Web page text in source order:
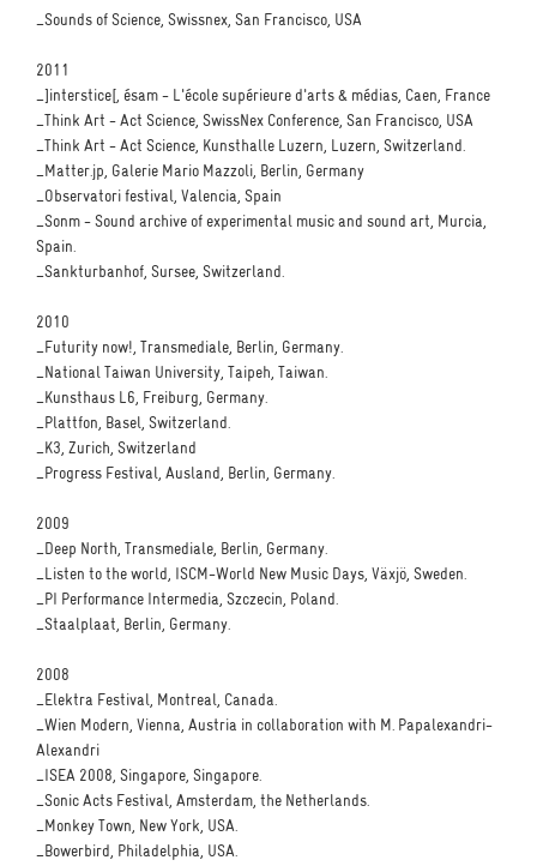
_Sounds of Science, Swissnex, San Francisco, USA
2011
_]interstice[, ésam - L'école supérieure d'arts & médias, Caen, France
_Think Art - Act Science, SwissNex Conference, San Francisco, USA
_Think Art - Act Science, Kunsthalle Luzern, Luzern, Switzerland.
_Matter.jp, Galerie Mario Mazzoli, Berlin, Germany
_Observatori festival, Valencia, Spain
_Sonm - Sound archive of experimental music and sound art, Murcia,
Spain.
_Sankturbanhof, Sursee, Switzerland.
2010
_Futurity now!, Transmediale, Berlin, Germany.
_National Taiwan University, Taipeh, Taiwan.
_Kunsthaus L6, Freiburg, Germany.
_Plattfon, Basel, Switzerland.
_K3, Zurich, Switzerland
_Progress Festival, Ausland, Berlin, Germany.
2009
_Deep North, Transmediale, Berlin, Germany.
_Listen to the world, ISCM-World New Music Days, Växjö, Sweden.
_PI Performance Intermedia, Szczecin, Poland.
_Staalplaat, Berlin, Germany.
2008
_Elektra Festival, Montreal, Canada.
_Wien Modern, Vienna, Austria in collaboration with M. Papalexandri-
Alexandri
_ISEA 2008, Singapore, Singapore.
_Sonic Acts Festival, Amsterdam, the Netherlands.
_Monkey Town, New York, USA.
_Bowerbird, Philadelphia, USA.